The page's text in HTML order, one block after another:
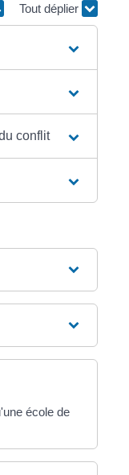
Tout déplier
conflit
école de